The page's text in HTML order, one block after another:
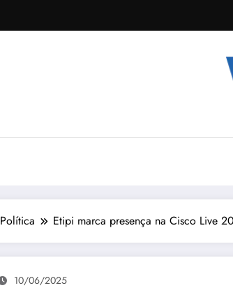
Política Etipi marca presença na Cisco Live
10/06/2025